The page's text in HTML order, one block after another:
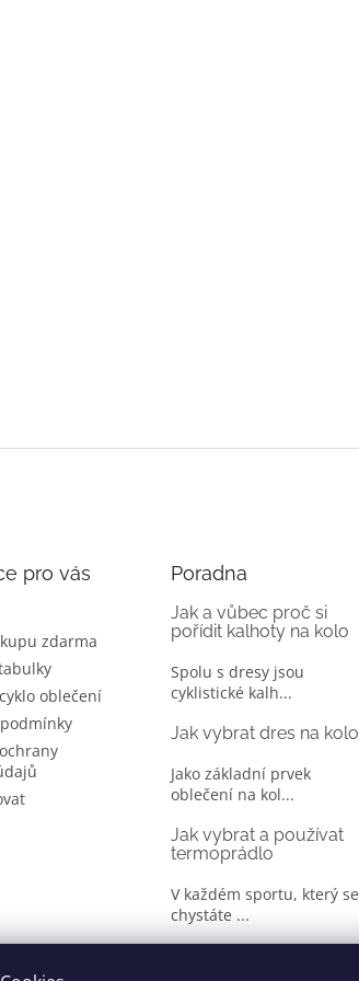
pro vás
zdarma
oblečení
Poradna
Jak a vůbec proč si
pořídit kalhoty na kolo
Spolu s dresy jsou
cyklistické kalh...
Jak vybrat dres na kolo
Jako základní prvek
oblečení na kol...
Jak vybrat a používat
termoprádlo
V každém sportu, který se
chystáte ...